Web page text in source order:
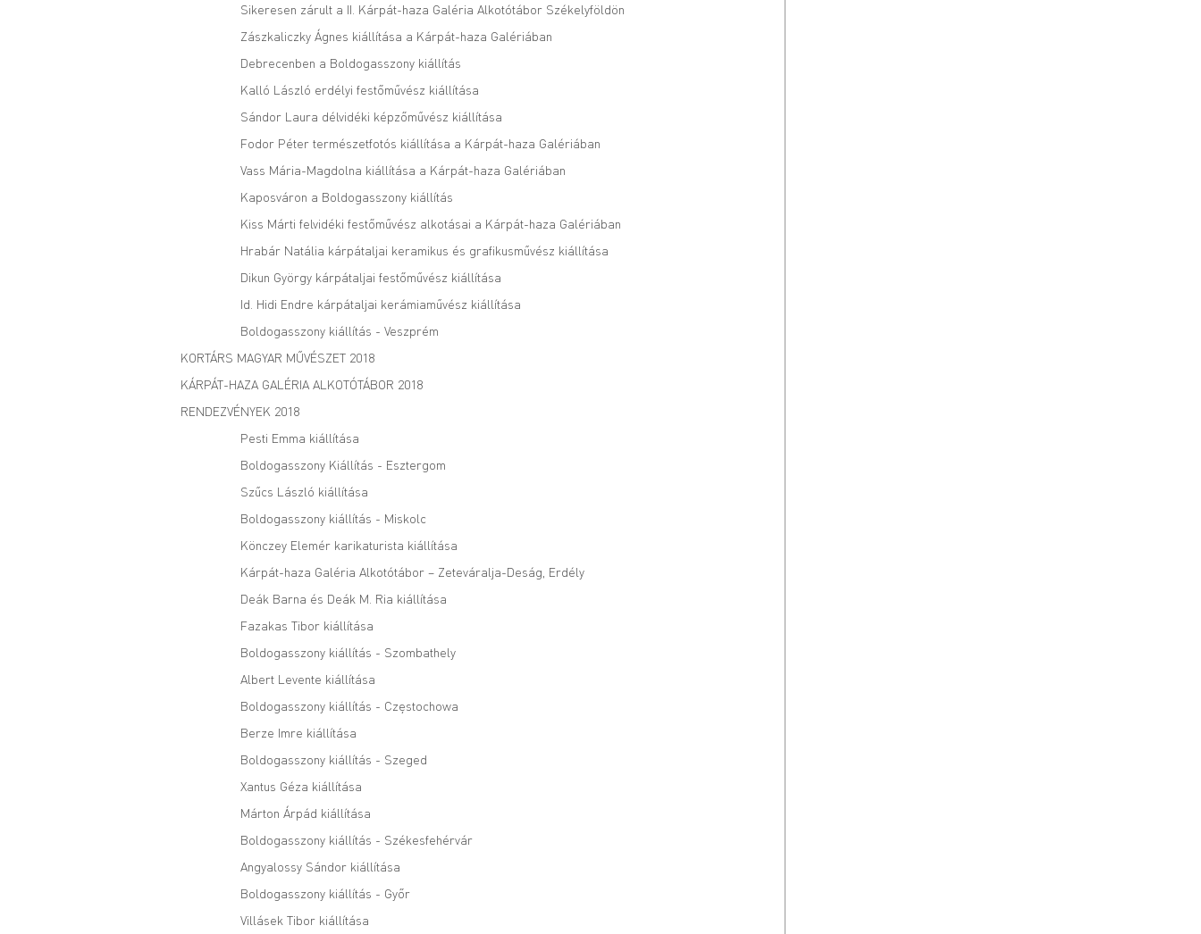
Sikeresen zárult a II. Kárpát-haza Galéria Alkotótábor Székelyföldön
Zászkaliczky Ágnes kiállítása a Kárpát-haza Galériában
Debrecenben a Boldogasszony kiállítás
Kalló László erdélyi festőművész kiállítása
Sándor Laura délvidéki képzőművész kiállítása
Fodor Péter természetfotós kiállítása a Kárpát-haza Galériában
Vass Mária-Magdolna kiállítása a Kárpát-haza Galériában
Kaposváron a Boldogasszony kiállítás
Kiss Márti felvidéki festőművész alkotásai a Kárpát-haza Galériában
Hrabár Natália kárpátaljai keramikus és grafikusművész kiállítása
Dikun György kárpátaljai festőművész kiállítása
Id. Hidi Endre kárpátaljai kerámiaművész kiállítása
Boldogasszony kiállítás - Veszprém
KORTÁRS MAGYAR MŰVÉSZET 2018
KÁRPÁT-HAZA GALÉRIA ALKOTÓTÁBOR 2018
RENDEZVÉNYEK 2018
Pesti Emma kiállítása
Boldogasszony Kiállítás - Esztergom
Szűcs László kiállítása
Boldogasszony kiállítás - Miskolc
Könczey Elemér karikaturista kiállítása
Kárpát-haza Galéria Alkotótábor – Zeteváralja-Deság, Erdély
Deák Barna és Deák M. Ria kiállítása
Fazakas Tibor kiállítása
Boldogasszony kiállítás - Szombathely
Albert Levente kiállítása
Boldogasszony kiállítás - Częstochowa
Berze Imre kiállítása
Boldogasszony kiállítás - Szeged
Xantus Géza kiállítása
Márton Árpád kiállítása
Boldogasszony kiállítás - Székesfehérvár
Angyalossy Sándor kiállítása
Boldogasszony kiállítás - Győr
Villásek Tibor kiállítása